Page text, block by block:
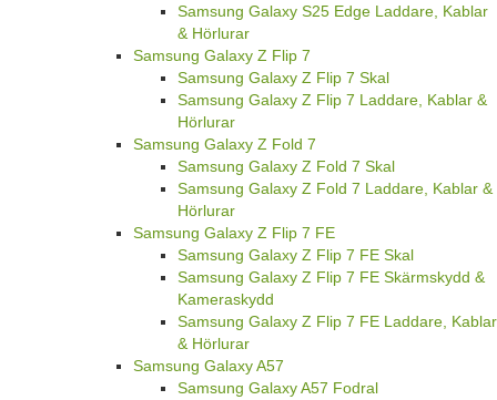
Samsung Galaxy S25 Edge Laddare, Kablar
& Hörlurar
Samsung Galaxy Z Flip 7
Samsung Galaxy Z Flip 7 Skal
Samsung Galaxy Z Flip 7 Laddare, Kablar &
Hörlurar
Samsung Galaxy Z Fold 7
Samsung Galaxy Z Fold 7 Skal
Samsung Galaxy Z Fold 7 Laddare, Kablar &
Hörlurar
Samsung Galaxy Z Flip 7 FE
Samsung Galaxy Z Flip 7 FE Skal
Samsung Galaxy Z Flip 7 FE Skärmskydd &
Kameraskydd
Samsung Galaxy Z Flip 7 FE Laddare, Kablar
& Hörlurar
Samsung Galaxy A57
Samsung Galaxy A57 Fodral